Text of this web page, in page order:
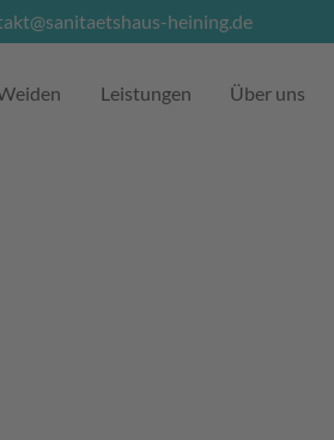
heining.de
Leistungen Über uns